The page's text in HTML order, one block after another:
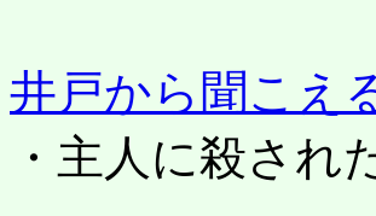
井戸から聞こえ
・主人に殺され